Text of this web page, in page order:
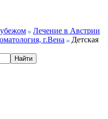
Лечение в Австрии
г.Вена
Детская